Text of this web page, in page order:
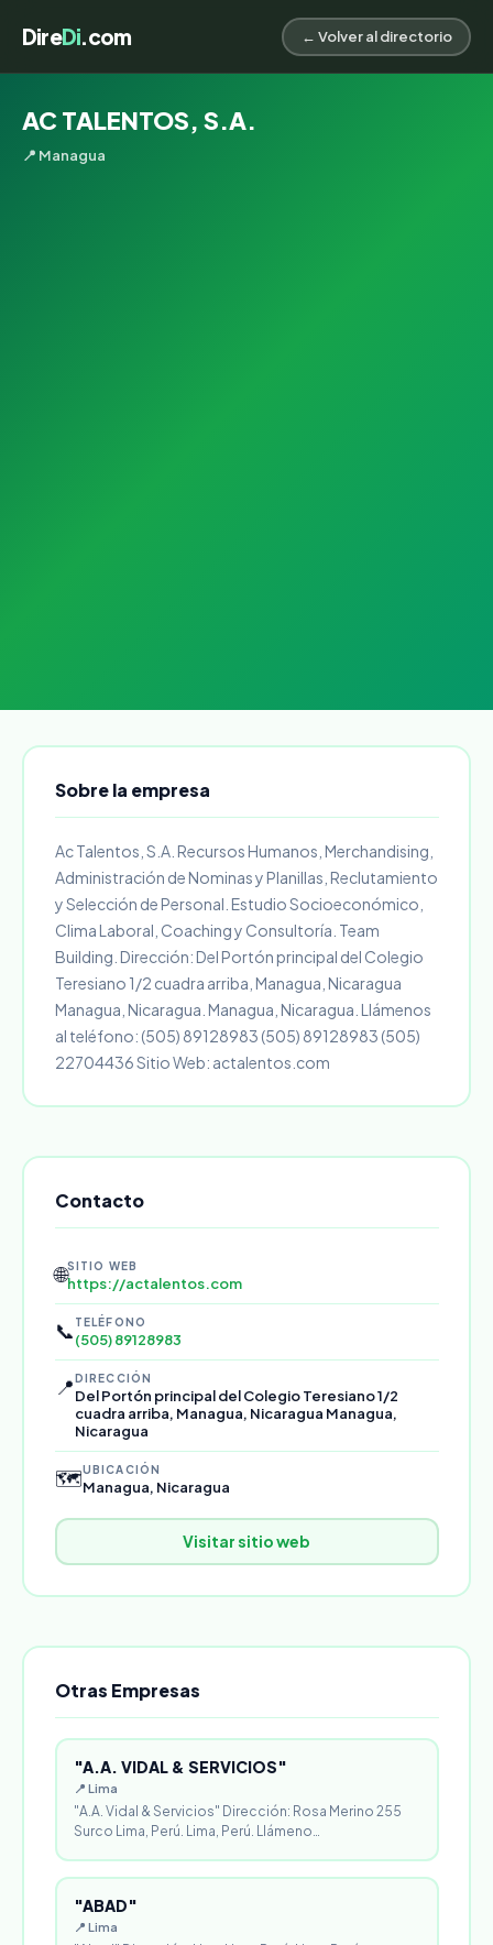
DireDi.com ← Volver al directorio
AC TALENTOS, S.A.
📍 Managua
Sobre la empresa
Ac Talentos, S.A. Recursos Humanos, Merchandising,
Administración de Nominas y Planillas, Reclutamiento
y Selección de Personal. Estudio Socioeconómico,
Clima Laboral, Coaching y Consultoría. Team
Building. Dirección: Del Portón principal del Colegio
Teresiano 1/2 cuadra arriba, Managua, Nicaragua
Managua, Nicaragua. Managua, Nicaragua. Llámenos
al teléfono: (505) 89128983 (505) 89128983 (505)
22704436 Sitio Web: actalentos.com
Contacto
🌐SITIO WEB
https://actalentos.com
📞 TELÉFONO
(505) 89128983
📍DIRECCIÓN
Del Portón principal del Colegio Teresiano 1/2
cuadra arriba, Managua, Nicaragua Managua,
Nicaragua
🗺️UBICACIÓN
Managua, Nicaragua
Visitar sitio web
Otras Empresas
"A.A. VIDAL & SERVICIOS"
📍 Lima
"A.A. Vidal & Servicios" Dirección: Rosa Merino 255
Surco Lima, Perú. Lima, Perú. Llámeno…
"ABAD"
📍 Lima